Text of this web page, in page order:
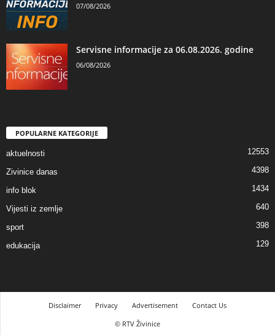
07/08/2026
Servisne informacije za 06.08.2026. godine
06/08/2026
POPULARNE KATEGORIJE
aktuelnosti 12553
Zivinice danas 4398
info blok 1434
Vijesti iz zemlje 640
sport 398
edukacija 129
Disclaimer Privacy Advertisement
Contact Us
© RTV Živinice